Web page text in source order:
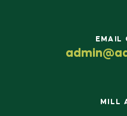
EMAIL
MILL